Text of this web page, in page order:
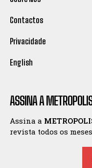
Contactos
Privacidade
English
ASSINA A
Assina a
revista todos os